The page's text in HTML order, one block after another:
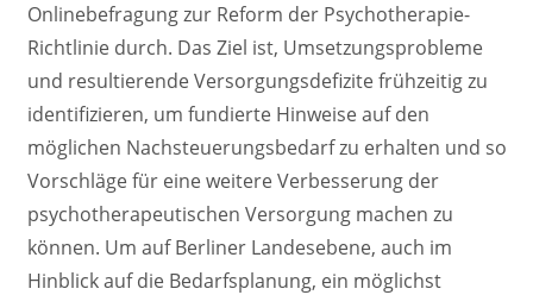
Onlinebefragung zur Reform der Psychotherapie-
Richtlinie durch. Das Ziel ist, Umsetzungsprobleme
und resultierende Versorgungsdefizite frühzeitig zu
identifizieren, um fundierte Hinweise auf den
möglichen Nachsteuerungsbedarf zu erhalten und so
Vorschläge für eine weitere Verbesserung der
psychotherapeutischen Versorgung machen zu
können. Um auf Berliner Landesebene, auch im
Hinblick auf die Bedarfsplanung, ein möglichst